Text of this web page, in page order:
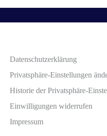
Datenschutzerklärung
Privatsphäre-Einstellungen
Historie der Privatsphäre-
Einwilligungen widerrufen
Impressum